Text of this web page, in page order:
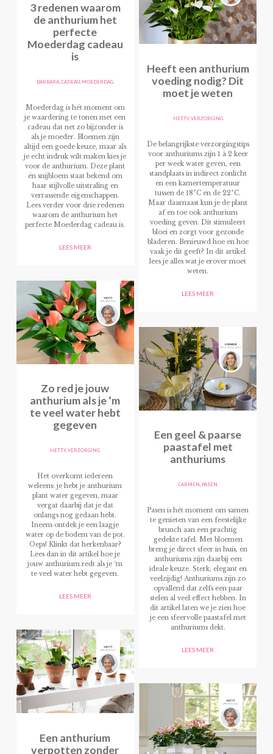
3 redenen waarom
de anthurium het
perfecte
Moederdag cadeau
is
BARBARA,CADEAU, MOEDERDAG
Moederdag is hét moment om
je waardering te tonen met een
cadeau dat net zo bijzonder is
als je moeder. Bloemen zijn
altijd een goede keuze, maar als
je echt indruk wilt maken kies je
voor de anthurium. Deze plant
én snijbloem staat bekend om
haar stijlvolle uitstraling en
verrassende eigenschappen.
Lees verder voor drie redenen
waarom de anthurium het
perfecte Moederdag cadeau is.
LEES MEER
Zo red je jouw
anthurium als je ‘m
te veel water hebt
gegeven
HETTY,VERZORGING
Het overkomt iedereen
weleens: je hebt je anthurium
plant water gegeven, maar
vergat daarbij dat je dat
onlangs nog gedaan hebt.
Ineens ontdek je een laagje
water op de bodem van de pot.
Oeps! Klinkt dat herkenbaar?
Lees dan in dit artikel hoe je
jouw anthurium redt als je ‘m
te veel water hebt gegeven.
LEES MEER
Een anthurium
verpotten zonder
Heeft een anthurium
voeding nodig? Dit
moet je weten
HETTY,VERZORGING
De belangrijkste verzorgingstips
voor anthuriums zijn 1 à 2 keer
per week water geven, een
standplaats in indirect zonlicht
en een kamertemperatuur
tussen de 18°C en de 22°C.
Maar daarnaast kun je de plant
af en toe ook anthurium
voeding geven. Dit stimuleert
bloei en zorgt voor gezonde
bladeren. Benieuwd hoe en hoe
vaak je dit geeft? In dit artikel
lees je alles wat je erover moet
weten.
LEES MEER
Een geel & paarse
paastafel met
anthuriums
CARMEN, PASEN
Pasen is hét moment om samen
te genieten van een feestelijke
brunch aan een prachtig
gedekte tafel. Met bloemen
breng je direct sfeer in huis, en
anthuriums zijn daarbij een
ideale keuze. Sterk, elegant en
veelzijdig! Anthuriums zijn zo
opvallend dat zelfs een paar
stelen al veel effect hebben. In
dit artikel laten we je zien hoe
je een sfeervolle paastafel met
anthuriums dekt.
LEES MEER